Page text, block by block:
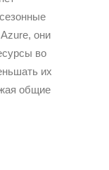
они
во
их
общие